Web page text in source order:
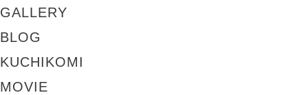
GALLERY
BLOG
KUCHIKOMI
MOVIE